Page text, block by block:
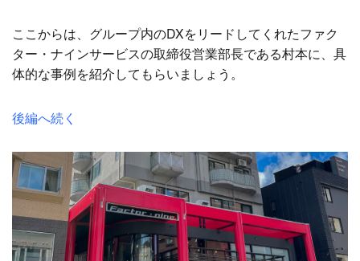
ここからは、グループ内のDXをリードしてくれたファク
ター・ナインサービスの取締役営業部長である村本に、具
体的な事例を紹介してもらいましょう。
後編へ続く